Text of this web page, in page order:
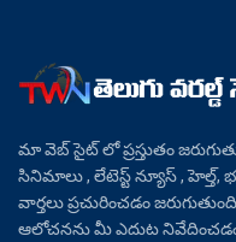
మా వెబ్ సైట్ లో ప్రస్తుతం
సినిమాలు , లేటెస్ట్ న్యూస్ , హెల్త్,
వార్తలు ప్రచురించడం
ఆలోచనను మీ ఎదుట